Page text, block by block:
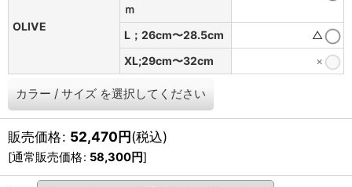
OLIVE
ｍ
Ⅼ；26cm〜28.5cm
△
XL;29cm〜32cm
×
カラー / サイズ を選択してください
販売価格: 52,470円(税込)
[通常販売価格: 58,300円]